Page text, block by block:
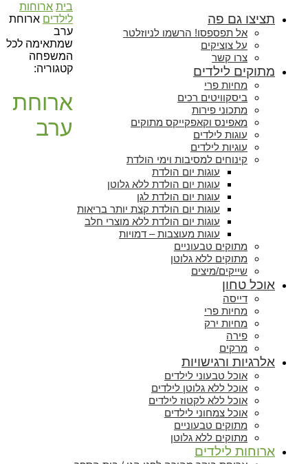
תציצו גם פה
אל תפספסו! הרשמו לניוזלטר
על צוציקים
צרו קשר
מתוקים לילדים
מחיות פרי
ביסקוויטים רכים
מתכוני פירות
מאפינס וקאפקייקס מתוקים
עוגות לילדים
עוגיות לילדים
קינוחים למסיבות וימי הולדת
עוגות יום הולדת
עוגות יום הולדת ללא גלוטן
עוגות יום הולדת לגן
עוגות יום הולדת קצת יותר בריאות
עוגות יום הולדת ללא מוצרי חלב
עוגות מעוצבות – דמויות
מתוקים טבעוניים
מתוקים ללא גלוטן
שייקים/מיצים
אוכל טחון
דייסה
מחיות פרי
מחיות ירק
פירה
מרקים
אלרגיות ורגישויות
אוכל טבעוני לילדים
אוכל ללא גלוטן לילדים
אוכל ללא לקטוז לילדים
אוכל צמחוני לילדים
מתוקים טבעוניים
מתוקים ללא גלוטן
ארוחות לילדים
בית ארוחות
לילדים ארוחת
ערב
שמתאימה לכל
המשפחה
קטגוריה:
ארוחת
ערב